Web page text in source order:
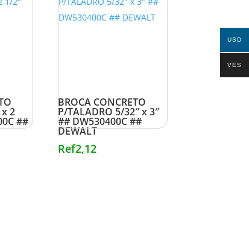
2
##
BROCA CONCRETO
P/TALADRO 5/32″ x 3″
## DW530400C ##
DEWALT
Ref2,12
USD
VES